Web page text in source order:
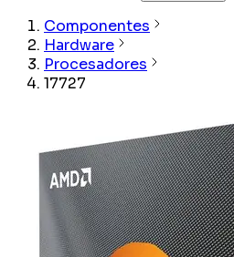
Componentes
Hardware
Procesadores
17727